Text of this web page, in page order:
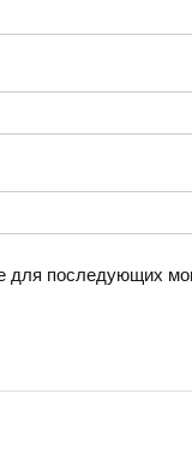
для последующих